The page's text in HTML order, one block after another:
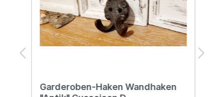
Garderoben-Haken Wandhaken